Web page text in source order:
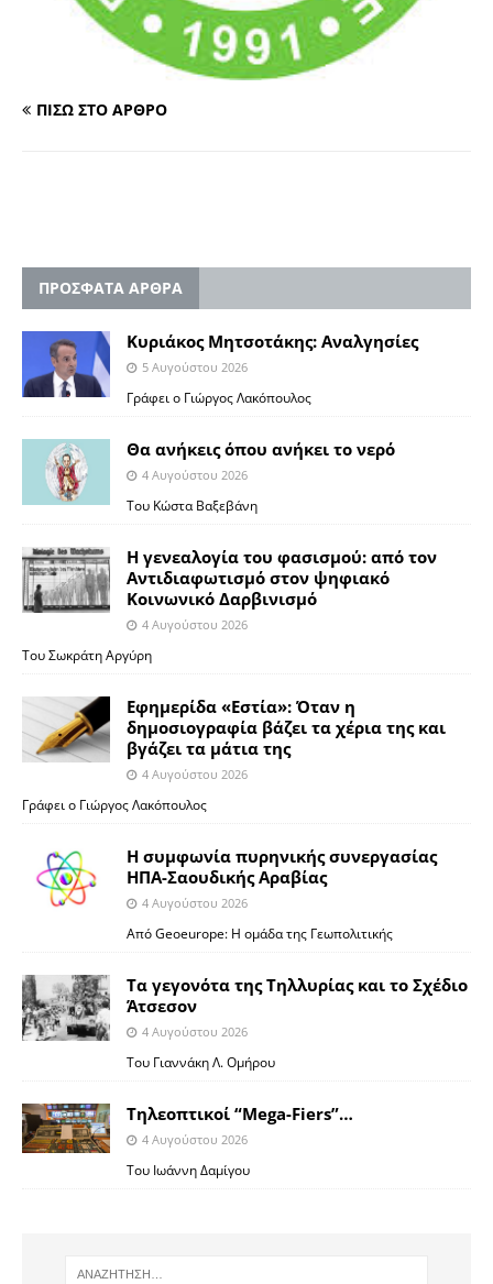
ΠΙΣΩ ΣΤΟ ΑΡΘΡΟ
ΠΡΟΣΦΑΤΑ ΑΡΘΡΑ
Κυριάκος Μητσοτάκης: Αναλγησίες
5 Αυγούστου 2026
Γράφει ο Γιώργος Λακόπουλος
Θα ανήκεις όπου ανήκει το νερό
4 Αυγούστου 2026
Του Κώστα Βαξεβάνη
Η γενεαλογία του φασισμού: από τον
Αντιδιαφωτισμό στον ψηφιακό
Κοινωνικό Δαρβινισμό
4 Αυγούστου 2026
Του Σωκράτη Αργύρη
Εφημερίδα «Εστία»: Όταν η
δημοσιογραφία βάζει τα χέρια της και
βγάζει τα μάτια της
4 Αυγούστου 2026
Γράφει ο Γιώργος Λακόπουλος
Η συμφωνία πυρηνικής συνεργασίας
ΗΠΑ-Σαουδικής Αραβίας
4 Αυγούστου 2026
Από Geoeurope: H ομάδα της Γεωπολιτικής
Τα γεγονότα της Τηλλυρίας και το Σχέδιο
Άτσεσον
4 Αυγούστου 2026
Toυ Γιαννάκη Λ. Ομήρου
Tηλεοπτικοί “Mega-Fiers”…
4 Αυγούστου 2026
Toυ Ιωάννη Δαμίγου